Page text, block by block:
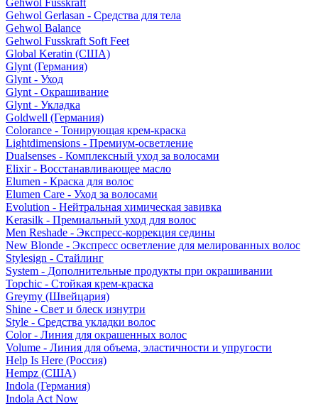
Gehwol Fusskraft
Gehwol Gerlasan - Средства для тела
Gehwol Balance
Gehwol Fusskraft Soft Feet
Global Keratin (США)
Glynt (Германия)
Glynt - Уход
Glynt - Окрашивание
Glynt - Укладка
Goldwell (Германия)
Colorance - Тонирующая крем-краска
Lightdimensions - Премиум-осветление
Dualsenses - Комплексный уход за волосами
Elixir - Восстанавливающее масло
Elumen - Краска для волос
Elumen Care - Уход за волосами
Evolution - Нейтральная химическая завивка
Kerasilk - Премиальный уход для волос
Men Reshade - Экспресс-коррекция седины
New Blonde - Экспресс осветление для мелированных волос
Stylesign - Стайлинг
System - Дополнительные продукты при окрашивании
Topchic - Стойкая крем-краска
Greymy (Швейцария)
Shine - Свет и блеск изнутри
Style - Средства укладки волос
Color - Линия для окрашенных волос
Volume - Линия для объема, эластичности и упругости
Help Is Here (Россия)
Hempz (США)
Indola (Германия)
Indola Act Now